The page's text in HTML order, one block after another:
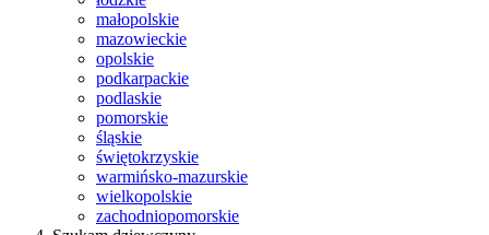
małopolskie
mazowieckie
opolskie
podkarpackie
podlaskie
pomorskie
śląskie
świętokrzyskie
warmińsko-mazurskie
wielkopolskie
zachodniopomorskie